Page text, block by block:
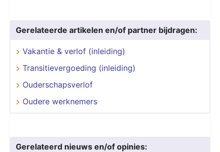
Gerelateerde artikelen en/of partner bijdragen:
Vakantie & verlof (inleiding)
Transitievergoeding (inleiding)
Ouderschapsverlof
Oudere werknemers
Gerelateerd nieuws en/of opinies: